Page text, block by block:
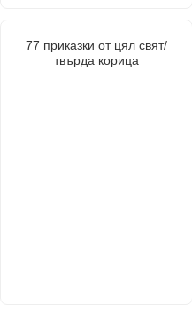
77 приказки от цял свят/
твърда корица